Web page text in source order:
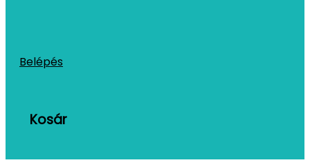
Belépés
Kosár